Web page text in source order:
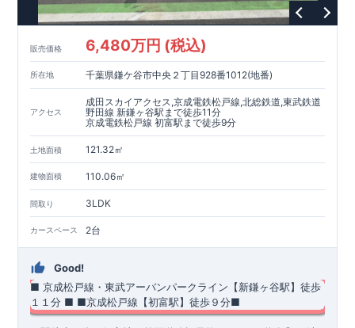
販売価格 6,480万円 (税込)
所在地 千葉県鎌ケ谷市中央２丁目928番1012(地番)
アクセス
成田スカイアクセス,京成電鉄松戸線,北総鉄道,東武鉄道
野田線 新鎌ヶ谷駅まで徒歩11分
京成電鉄松戸線 初富駅まで徒歩9分
土地面積 121.32㎡
建物面積 110.06㎡
間取り 3LDK
カースペース 2台
Good!
■ 京成松戸線・東武アーバンパークライン【新鎌ヶ谷駅】徒歩
１１分 ■ ​■京成松戸線【初富駅】徒歩９分■